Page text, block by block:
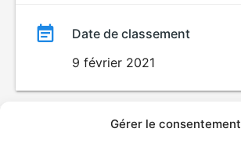
Gérer le consentement
Date de classement
9 février 2021